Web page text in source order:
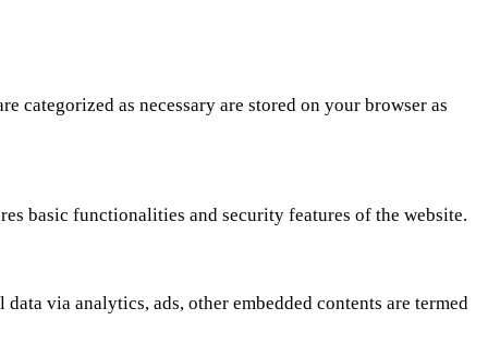
categorized as necessary are stored on your browser as
basic functionalities and security features of the website.
via analytics, ads, other embedded contents are termed